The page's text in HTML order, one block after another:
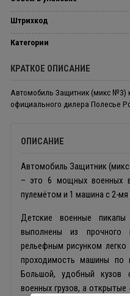
Штрихкод
Категории
КРАТКОЕ ОПИСАНИЕ
Автомобиль Защитник (микс №3)
официального дилера Полесье
ОПИСАНИЕ
Автомобиль Защитник
– это 6 мощных военных
пулемётом и 1 машина с 2-
Детские военные
выполнены из
рельефным рисунком легко
проходимость машины по
Большой, удобный кузов
военных грузов, а